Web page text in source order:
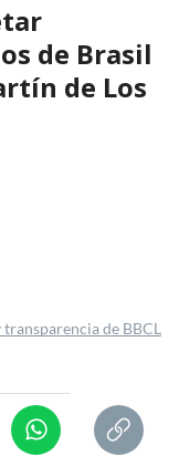
de Brasil
de Los
transparencia de BBCL